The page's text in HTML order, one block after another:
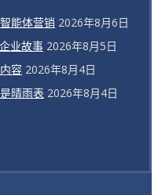
能体营销 2026年8月6日
业故事 2026年8月5日
容 2026年8月4日
晴雨表 2026年8月4日